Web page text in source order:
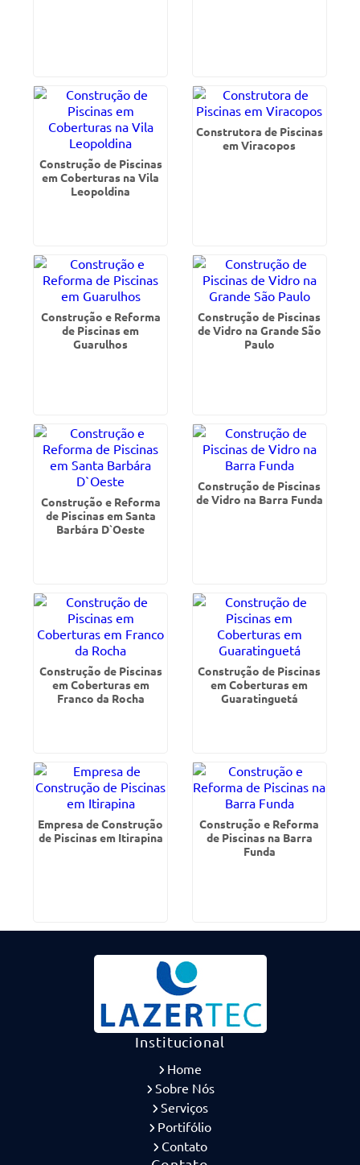
Construção de Piscinas
em Coberturas na Vila
Leopoldina
Construtora de Piscinas
em Viracopos
Construção e Reforma
de Piscinas em
Guarulhos
Construção de Piscinas
de Vidro na Grande São
Paulo
Construção e Reforma
de Piscinas em Santa
Barbára D`Oeste
Construção de Piscinas
de Vidro na Barra Funda
Construção de Piscinas
em Coberturas em
Franco da Rocha
Construção de Piscinas
em Coberturas em
Guaratinguetá
Empresa de Construção
de Piscinas em Itirapina
Construção e Reforma
de Piscinas na Barra
Funda
Institucional
Home
Sobre Nós
Serviços
Portifólio
Contato